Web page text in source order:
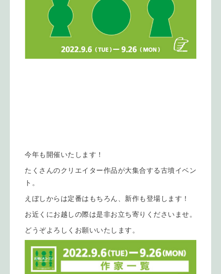
今年も開催いたします！
たくさんのクリエイター作品が大集合する古墳イベン
ト。
えぼしからは定番はもちろん、新作も登場します！
お近くにお越しの際は是非お立ち寄りくださいませ。
どうぞよろしくお願いいたします。